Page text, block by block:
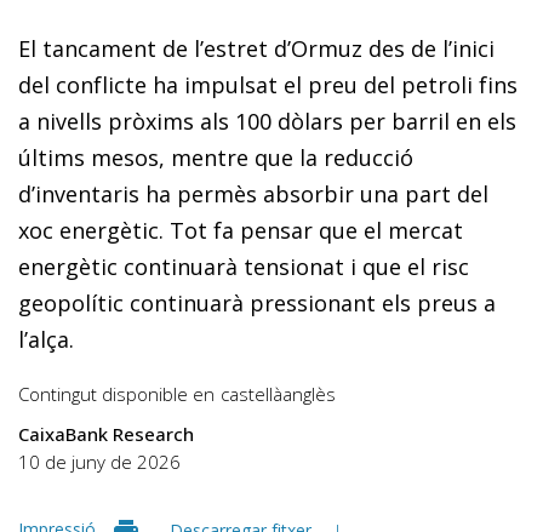
El tancament de l’estret d’Ormuz des de l’inici
del conflicte ha impulsat el preu del petroli fins
a nivells pròxims als 100 dòlars per barril en els
últims mesos, mentre que la reducció
d’inventaris ha permès absorbir una part del
xoc energètic. Tot fa pensar que el mercat
energètic continuarà tensionat i que el risc
geopolític continuarà pressionant els preus a
l’alça.
Contingut disponible en castellàanglès
CaixaBank Research
10 de juny de 2026